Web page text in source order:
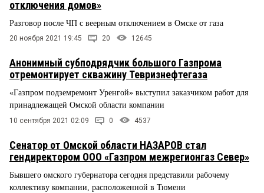
отключения домов»
Разговор после ЧП с веерным отключением в Омске от газа
20 ноября 2021 19:45 20 12645
Анонимный субподрядчик большого Газпрома
отремонтирует скважину Тевризнефтегаза
«Газпром подземремонт Уренгой» выступил заказчиком работ для
принадлежащей Омской области компании
10 сентября 2021 02:09 0 4537
Сенатор от Омской области НАЗАРОВ стал
гендиректором ООО «Газпром межрегионгаз Север»
Бывшего омского губернатора сегодня представили рабочему
коллективу компании, расположенной в Тюмени